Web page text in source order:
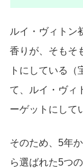
ルイ・ヴィトン
香りが、そもそ
トにしている（
て、ルイ・ヴィ
ーゲットにして
そのため、5年
ら選ばれた5つ